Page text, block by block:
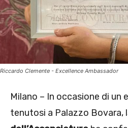
Riccardo Clemente - Excellence Ambassador
Milano – In occasione di un
tenutosi a Palazzo Bovara,